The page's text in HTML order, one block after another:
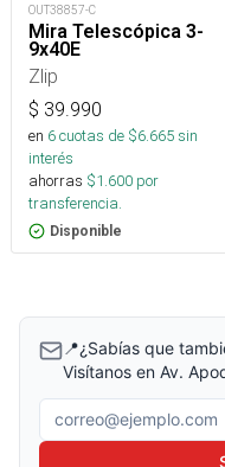
OUT38857-C
Mira Telescópica 3-
9x40E
Zlip
$ 39.990
en 6cuotas de $6.665sin
interés
ahorras $1.600 por
transferencia.
Disponible
📍¿Sabías que
Visítanos en Av.
Correo electrónico